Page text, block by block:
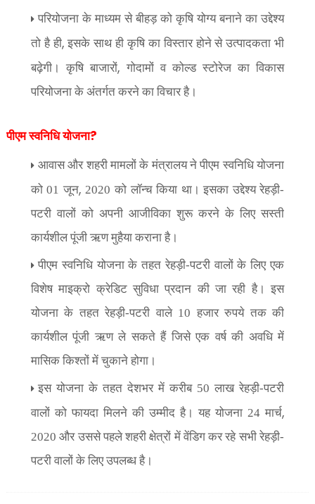
परियोजना के माध्यम से बीहड़ को कृषि योग्य बनाने का उद्देश्य
तो है ही,इसके साथ ही कृषि का विस्तार होने से उत्पादकता भी
बढ़ेगी। कृषि बाजारों, गोदामों व कोल्ड स्टोरेज का विकास
परियोजना के अंतर्गत करने का विचार है।
पीएम स्वनिधि योजना?
आवास और शहरी मामलों के मंत्रालय ने पीएम स्वनिधि योजना
को 01 जून,2020 को लॉन्च किया था। इसका उद्देश्य रेहड़ी-
पटरी वालों को अपनी आजीविका शुरू करने के लिए सस्ती
कार्यशील पूंजी ऋण मुहैया कराना है।
पीएम स्वनिधि योजना के तहत रेहड़ी-पटरी वालों के लिए एक
विशेष माइक्रो क्रेडिट सुविधा प्रदान की जा रही है। इस
योजना के तहत रेहड़ी-पटरी वाले 10 हजार रुपये तक की
कार्यशील पूंजी ऋण ले सकते हैं जिसे एक वर्ष की अवधि में
मासिक किश्तों में चुकाने होगा।
इस योजना के तहत देशभर में करीब 50 लाख रेहड़ी-पटरी
वालों को फायदा मिलने की उम्मीद है। यह योजना 24 मार्च,
2020 और उससे पहले शहरी क्षेत्रों में वेंडिग कर रहे सभी रेहड़ी-
पटरी वालों के लिए उपलब्ध है।